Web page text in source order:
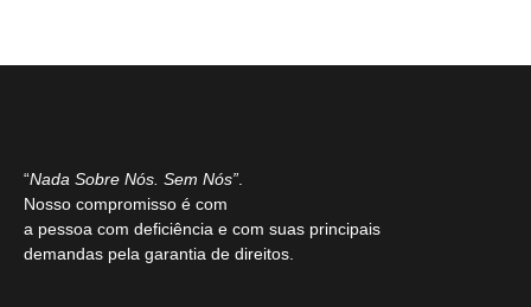
“Nada Sobre Nós. Sem Nós”.
Nosso compromisso é com
a pessoa com deficiência e com suas principais
demandas pela garantia de direitos.